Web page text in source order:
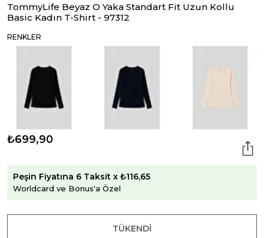
TommyLife Beyaz O Yaka Standart Fit Uzun Kollu
Basic Kadın T-Shirt - 97312
RENKLER
₺699,90
Peşin Fiyatına 6 Taksit x ₺116,65
Worldcard ve Bonus'a Özel
TÜKENDI